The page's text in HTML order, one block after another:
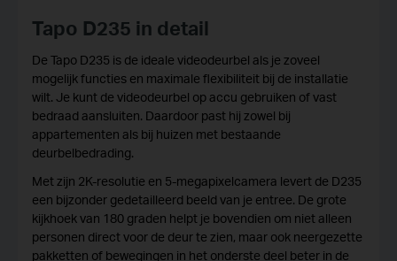
Tapo D235 in detail
De Tapo D235 is de ideale videodeurbel als je zoveel
mogelijk functies en maximale flexibiliteit bij de installatie
wilt. Je kunt de videodeurbel op accu gebruiken of vast
bedraad aansluiten. Daardoor past hij zowel bij
appartementen als bij huizen met bestaande
deurbelbedrading.
Met zijn 2K-resolutie en 5-megapixelcamera levert de D235
een bijzonder gedetailleerd beeld van je entree. De grote
kijkhoek van 180 graden helpt je bovendien om niet alleen
personen direct voor de deur te zien, maar ook neergezette
pakketten of bewegingen in het onderste deel beter in de